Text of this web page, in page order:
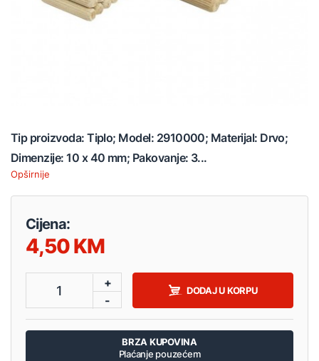
Tip proizvoda: Tiplo; Model: 2910000; Materijal: Drvo;
Dimenzije: 10 x 40 mm; Pakovanje: 3...
Opširnije
Cijena:
4,50
1
+
-
DODAJ U KORPU
BRZA KUPOVINA
Plaćanje pouzećem